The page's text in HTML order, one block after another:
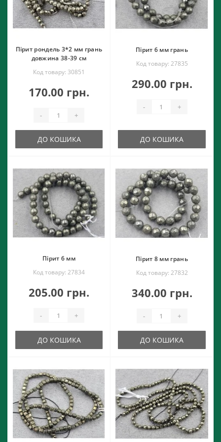
Пірит рондель 3*2 мм грань
довжина 38-39 см
Код товару: 30851
170.00 грн.
- +
ДО КОШИКА
Пірит 6 мм грань
Код товару: 27835
290.00 грн.
- +
ДО КОШИКА
Пірит 6 мм
Код товару: 27834
205.00 грн.
- +
ДО КОШИКА
Пірит 8 мм грань
Код товару: 27832
340.00 грн.
- +
ДО КОШИКА